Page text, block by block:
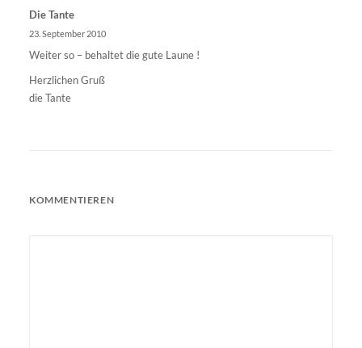
Die Tante
23. September 2010
Weiter so – behaltet die gute Laune !
Herzlichen Gruß
die Tante
KOMMENTIEREN